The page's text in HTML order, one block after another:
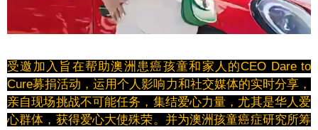
受邀加入旨在帮助澳洲患癌孩童和家人的CEO Dare to
Cure募捐活动，运用个人影响力和社交媒体的实时分享，
亲自现场挑战不可能任务，集结爱心力量，尤其是华人爱
心群体，获得爱心大使殊荣。并为澳洲孩童癌症研究所筹